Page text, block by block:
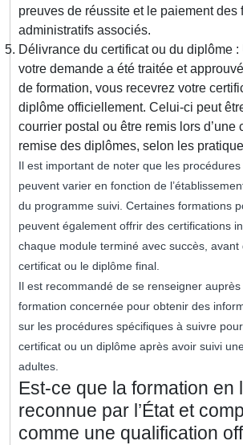
preuves de réussite et le paiement des
administratifs associés.
Délivrance du certificat ou du diplôme
votre demande a été traitée et
de formation, vous recevrez votre
diplôme officiellement. Celui-ci peut
courrier postal ou être remis lors d’une
remise des diplômes, selon les
Il est important de noter que les
peuvent varier en fonction de
du programme suivi. Certaines formations
peuvent également offrir des certifications
chaque module terminé avec succès, avant
certificat ou le diplôme final.
Il est recommandé de se renseigner auprès
formation concernée pour obtenir des
sur les procédures spécifiques à suivre
certificat ou un diplôme après avoir suivi
adultes.
Est-ce que la formation en
reconnue par l’État et
comme une qualification